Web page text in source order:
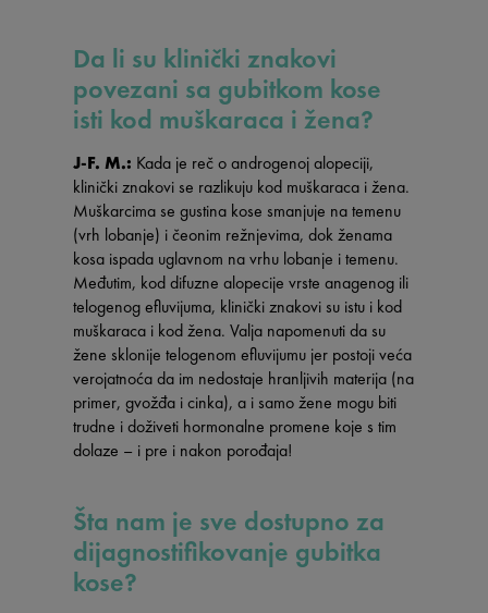
Da li su klinički znakovi
povezani sa gubitkom kose
isti kod muškaraca i žena?
J-F. M.: Kada je reč o androgenoj alopeciji,
klinički znakovi se razlikuju kod muškaraca i žena.
Muškarcima se gustina kose smanjuje na temenu
(vrh lobanje) i čeonim režnjevima, dok ženama
kosa ispada uglavnom na vrhu lobanje i temenu.
Međutim, kod difuzne alopecije vrste anagenog ili
telogenog efluvijuma, klinički znakovi su istu i kod
muškaraca i kod žena. Valja napomenuti da su
žene sklonije telogenom efluvijumu jer postoji veća
verojatnoća da im nedostaje hranljivih materija (na
primer, gvožđa i cinka), a i samo žene mogu biti
trudne i doživeti hormonalne promene koje s tim
dolaze – i pre i nakon porođaja!
Šta nam je sve dostupno za
dijagnostifikovanje gubitka
kose?